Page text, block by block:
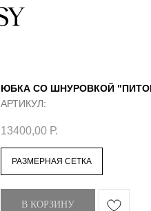
ЮБКА СО ШНУРОВКОЙ
АРТИКУЛ:
13400,00 Р.
РАЗМЕРНАЯ СЕТКА
В КОРЗИНУ